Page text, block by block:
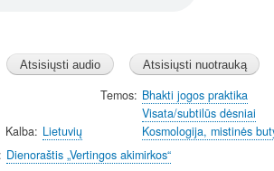
Kalba Lietuvių
Temos Bhakti jogos praktika
Visata/subtilūs dėsniai
Kosmologija, mistinės
Dienoraštis „Vertingos akimirkos“